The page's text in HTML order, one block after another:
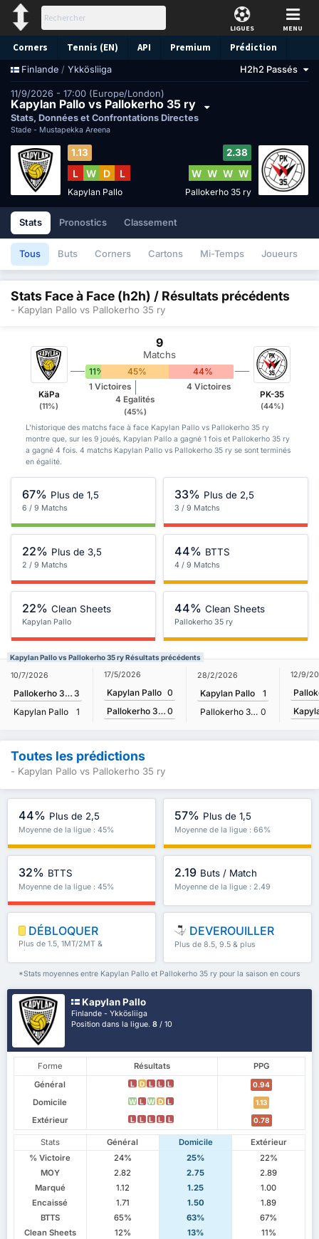
LIGUES MENU
Corners Tennis (EN) API Premium Prédiction
Finlande / Ykkösliiga H2h2 Passés
11/9/2026 - 17:00 (Europe/London)
Kapylan Pallo vs Pallokerho 35 ry
Stats, Données et Confrontations Directes
Stade - Mustapekka Areena
1.13
L W D L
Kapylan Pallo
2.38
W W W W
Pallokerho 35 ry
Stats Pronostics Classement
Tous Buts Corners Cartons Mi-Temps Joueurs
Stats Face à Face (h2h) / Résultats précédents
- Kapylan Pallo vs Pallokerho 35 ry
KäPa
(11%)
9
Matchs
11% 45% 44%
1 Victoires
4 Egalités
(45%)
4 Victoires
PK-35
(44%)
L'historique des matchs face à face Kapylan Pallo vs Pallokerho 35 ry
montre que, sur les 9 joués, Kapylan Pallo a gagné 1 fois et Pallokerho 35 ry
a gagné 4 fois. 4 matchs Kapylan Pallo vs Pallokerho 35 ry se sont terminés
en égalité.
67% Plus de 1,5
6 / 9 Matchs
33% Plus de 2,5
3 / 9 Matchs
22% Plus de 3,5
2 / 9 Matchs
44% BTTS
4 / 9 Matchs
22% Clean Sheets
Kapylan Pallo
44% Clean Sheets
Pallokerho 35 ry
Kapylan Pallo vs Pallokerho 35 ry Résultats précédents
10/7/2026
Pallokerho 35 ry 3
Kapylan Pallo
1
17/5/2026
Kapylan Pallo 0
Pallokerho 35 ry 0
28/2/2026
Kapylan Pallo
1
Pallokerho 35 ry 0
12/9/
Toutes les prédictions
- Kapylan Pallo vs Pallokerho 35 ry
44% Plus de 2,5
Moyenne de la ligue : 45%
57% Plus de 1,5
Moyenne de la ligue : 66%
32% BTTS
Moyenne de la ligue : 45%
2.19 Buts / Match
Moyenne de la ligue : 2.49
DÉBLOQUER
Plus de 1.5, 1MT/2MT &
plus
DEVEROUILLER
Plus de 8.5, 9.5 & plus
*Stats moyennes entre Kapylan Pallo et Pallokerho 35 ry pour la saison en cours
Kapylan Pallo
Finlande - Ykkösliiga
Position dans la ligue.8 / 10
Forme Résultats
PPG
Général
L D L L L 0.94
Domicile W L W D L 1.13
Extérieur L L L L L 0.78
Stats Général Domicile
Extérieur
% Victoire
24% 25%
22%
MOY
2.82 2.75
2.89
Marqué
1.12 1.25
1.00
Encaissé
1.71 1.50
1.89
BTTS
65% 63%
67%
Clean Sheets
12% 13%
11%